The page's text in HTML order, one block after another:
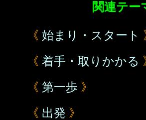
関連テー
《 始まり・スタート
《 着手・取りかかる
《 第一歩 》
《 出発 》